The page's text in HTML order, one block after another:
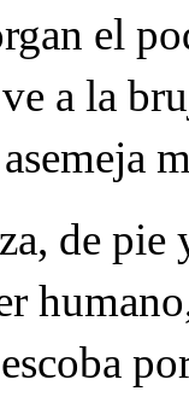
el
a la
de